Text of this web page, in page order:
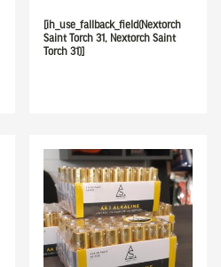
[ih_use_fallback_field(Nextorch
Saint Torch 31, Nextorch Saint
Torch 31)]